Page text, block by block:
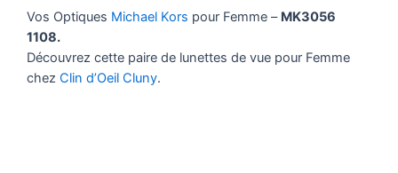
Vos Optiques Michael Kors pour Femme – MK3056
1108.
Découvrez cette paire de lunettes de vue pour Femme
chez Clin d’Oeil Cluny.